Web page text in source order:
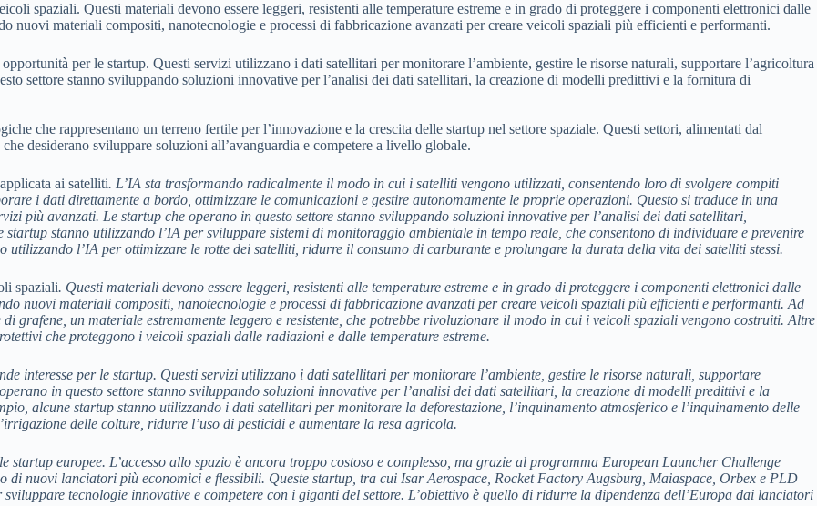
spaziali. Questi materiali devono essere leggeri, resistenti alle temperature estreme e in grado di proteggere i componenti elettronici dalle
nuovi materiali compositi, nanotecnologie e processi di fabbricazione avanzati per creare veicoli spaziali più efficienti e performanti.
per le startup. Questi servizi utilizzano i dati satellitari per monitorare l’ambiente, gestire le risorse naturali, supportare l’agricoltura
settore stanno sviluppando soluzioni innovative per l’analisi dei dati satellitari, la creazione di modelli predittivi e la fornitura di
che rappresentano un terreno fertile per l’innovazione e la crescita delle startup nel settore spaziale. Questi settori, alimentati dal
desiderano sviluppare soluzioni all’avanguardia e competere a livello globale.
ai satelliti. L’IA sta trasformando radicalmente il modo in cui i satelliti vengono utilizzati, consentendo loro di svolgere compiti
i dati direttamente a bordo, ottimizzare le comunicazioni e gestire autonomamente le proprie operazioni. Questo si traduce in una
più avanzati. Le startup che operano in questo settore stanno sviluppando soluzioni innovative per l’analisi dei dati satellitari,
stanno utilizzando l’IA per sviluppare sistemi di monitoraggio ambientale in tempo reale, che consentono di individuare e prevenire
l’IA per ottimizzare le rotte dei satelliti, ridurre il consumo di carburante e prolungare la durata della vita dei satelliti stessi.
spaziali. Questi materiali devono essere leggeri, resistenti alle temperature estreme e in grado di proteggere i componenti elettronici dalle
nuovi materiali compositi, nanotecnologie e processi di fabbricazione avanzati per creare veicoli spaziali più efficienti e performanti. Ad
grafene, un materiale estremamente leggero e resistente, che potrebbe rivoluzionare il modo in cui i veicoli spaziali vengono costruiti. Altre
che proteggono i veicoli spaziali dalle radiazioni e dalle temperature estreme.
interesse per le startup. Questi servizi utilizzano i dati satellitari per monitorare l’ambiente, gestire le risorse naturali, supportare
in questo settore stanno sviluppando soluzioni innovative per l’analisi dei dati satellitari, la creazione di modelli predittivi e la
alcune startup stanno utilizzando i dati satellitari per monitorare la deforestazione, l’inquinamento atmosferico e l’inquinamento delle
delle colture, ridurre l’uso di pesticidi e aumentare la resa agricola.
startup europee. L’accesso allo spazio è ancora troppo costoso e complesso, ma grazie al programma European Launcher Challenge
di nuovi lanciatori più economici e flessibili. Queste startup, tra cui Isar Aerospace, Rocket Factory Augsburg, Maiaspace, Orbex e PLD
tecnologie innovative e competere con i giganti del settore. L’obiettivo è quello di ridurre la dipendenza dell’Europa dai lanciatori